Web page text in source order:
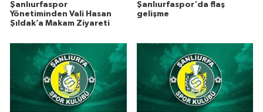
Şanlıurfaspor
Yönetiminden Vali Hasan
Şıldak’a Makam Ziyareti
Şanlıurfaspor'da flaş
gelişme